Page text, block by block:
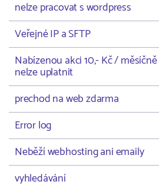
nelze pracovat s wordpress
Veřejné IP a SFTP
Nabízenou akci 10,- Kč /
nelze uplatnit
prechod na web zdarma
Error log
Neběží webhosting ani emaily
vyhledávání